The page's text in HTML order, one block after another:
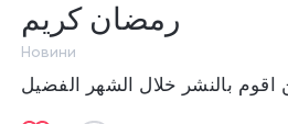
رمضان كريم
Новини